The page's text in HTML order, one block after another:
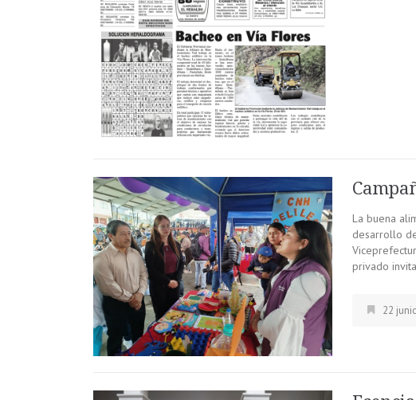
La buena
desarrollo
privado
22